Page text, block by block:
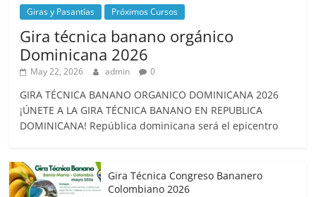
Giras y Pasantías Próximos Cursos
Gira técnica banano orgánico
Dominicana 2026
May 22, 2026 admin 0
GIRA TÉCNICA BANANO ORGANICO DOMINICANA 2026
¡ÚNETE A LA GIRA TÉCNICA BANANO EN REPUBLICA
DOMINICANA! República dominicana será el epicentro
Gira Técnica Congreso Bananero
Colombiano 2026